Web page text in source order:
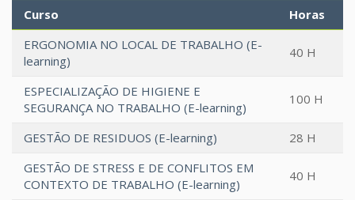
Curso
Horas
ERGONOMIA NO LOCAL DE TRABALHO (E-
learning)
40 H
ESPECIALIZAÇÃO DE HIGIENE E
SEGURANÇA NO TRABALHO (E-learning)
100 H
GESTÃO DE RESIDUOS (E-learning)
28 H
GESTÃO DE STRESS E DE CONFLITOS EM
CONTEXTO DE TRABALHO (E-learning)
40 H